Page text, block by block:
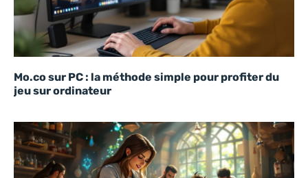
Mo.co sur PC : la méthode simple pour profiter du
jeu sur ordinateur